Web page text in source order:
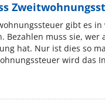
gibt es
Bezahlen muss sie,
hat. Nur ist dies so
wird das